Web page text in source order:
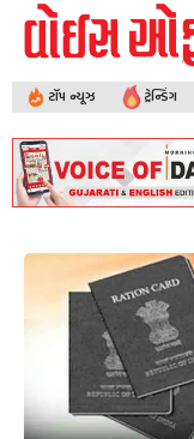
ટૉપ ન્યૂઝ ટ્રેન્ડિંગ